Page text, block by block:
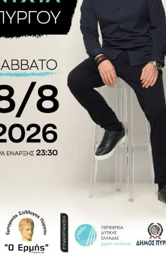
2.15 τα ξημερώματα και